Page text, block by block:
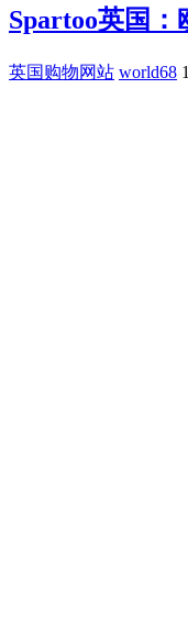
Spartoo英国
英国购物网站 world68